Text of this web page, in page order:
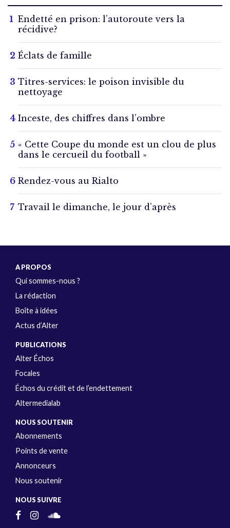
Endetté en prison: l’autoroute vers la
récidive?
Éclats de famille
Titres-services: le poison invisible du
nettoyage
Inceste, des chiffres dans l’ombre
« Cette Coupe du monde est un clou de plus
dans le cercueil du football »
Rendez-vous au Rialto
Travail le dimanche, le jour d’après
A PROPOS
Qui sommes-nous ?
La rédaction
Boîte à idées
Actus d’Alter
PUBLICATIONS
Alter Échos
Focales
Échos du crédit et de l’endettement
Altermedialab
NOUS SOUTENIR
Abonnements
Points de vente
Annonceurs
Nous soutenir
NOUS SUIVRE